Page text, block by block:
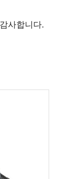
사합니다.